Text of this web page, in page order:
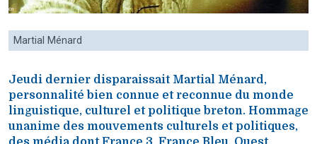
Martial Ménard
Jeudi dernier disparaissait Martial Ménard,
personnalité bien connue et reconnue du monde
linguistique, culturel et politique breton. Hommage
unanime des mouvements culturels et politiques,